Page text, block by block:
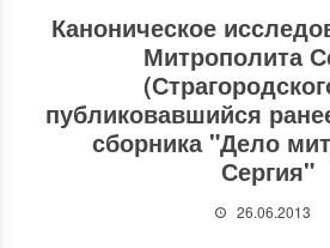
Каноническое
Митрополита
публиковавшийся
сборника "Дело
Сергия"
26.06.2013